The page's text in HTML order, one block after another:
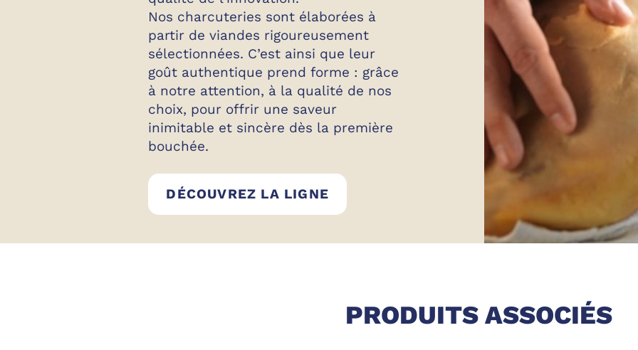
Nos charcuteries sont élaborées à
partir de viandes rigoureusement
sélectionnées. C’est ainsi que leur
goût authentique prend forme : grâce
à notre attention, à la qualité de nos
choix, pour offrir une saveur
inimitable et sincère dès la première
bouchée.
DÉCOUVREZ LA LIGNE
PRODUITS ASSOCIÉS